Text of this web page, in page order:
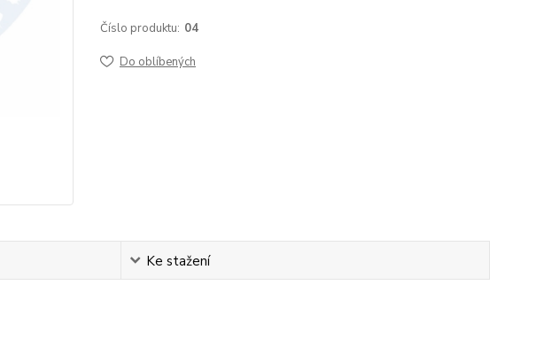
Číslo produktu: 04
Do oblíbených
Ke stažení